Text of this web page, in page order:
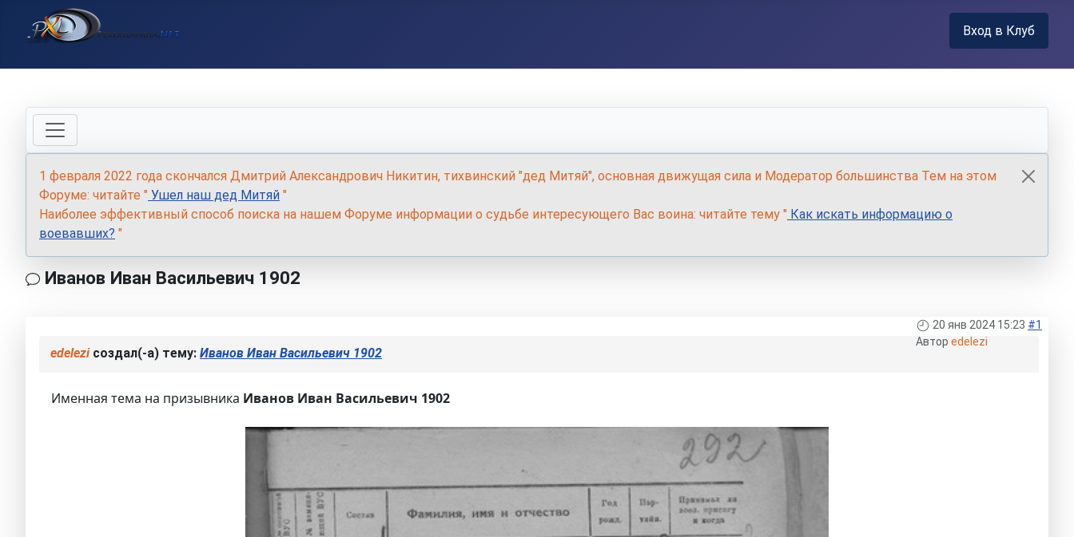
Вход в Клуб
1 февраля 2022 года скончался Дмитрий Александрович Никитин, тихвинский "дед Митяй", основная движущая сила и Модератор большинства Тем на этом
Форуме: читайте " Ушел наш дед Митяй "
Наиболее эффективный способ поиска на нашем Форуме информации о судьбе интересующего Вас воина: читайте тему " Как искать информацию о
воевавших? "
Иванов Иван Васильевич 1902
20 янв 2024 15:23 #1
Автор edelezi
edeleziсоздал(-а) тему: Иванов Иван Васильевич 1902
Именная тема на призывника Иванов Иван Васильевич 1902